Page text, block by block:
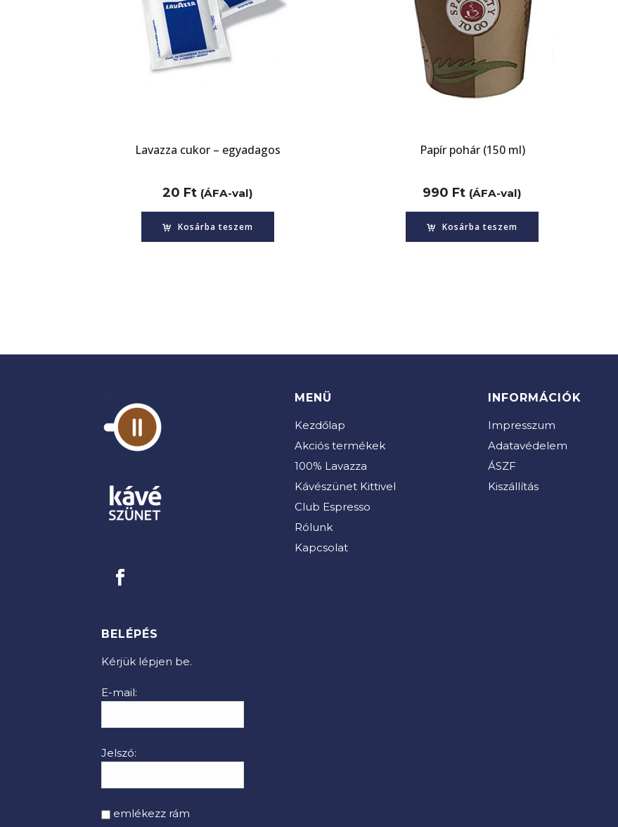
Lavazza cukor – egyadagos
20 Ft (ÁFA-val)
Kosárba teszem
Papír pohár (150 ml)
990 Ft (ÁFA-val)
Kosárba teszem
BELÉPÉS
Kérjük lépjen be.
E-mail:
Jelszó:
emlékezz rám
MENÜ
Kezdőlap
Akciós termékek
100% Lavazza
Kávészünet Kittivel
Club Espresso
Rólunk
Kapcsolat
INFORMÁCIÓK
Impresszum
Adatavédelem
ÁSZF
Kiszállítás